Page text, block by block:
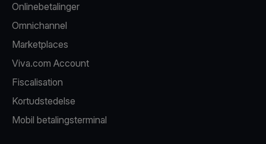
Onlinebetalinger
Omnichannel
Marketplaces
Viva.com Account
Fiscalisation
Kortudstedelse
Mobil betalingsterminal